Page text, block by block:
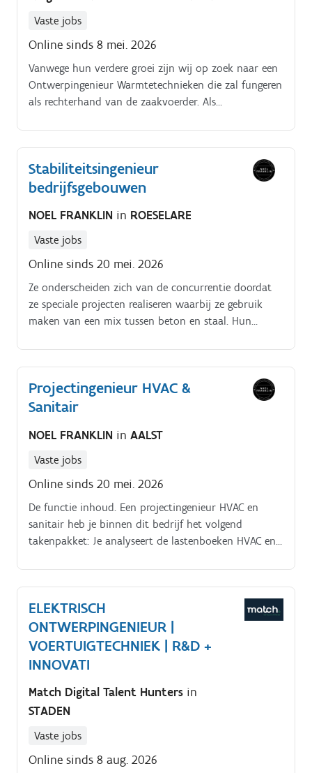
Vaste jobs
Online sinds 8 mei. 2026
Vanwege hun verdere groei zijn wij op zoek naar een
Ontwerpingenieur Warmtetechnieken die zal fungeren
als rechterhand van de zaakvoerder. Als
sleutelrol in het ontwerpen, uitwerken en en
opvolgen van zeer uiteenlopende HVAC systemen op
maat van de klant.
Stabiliteitsingenieur
bedrijfsgebouwen
NOEL FRANKLIN in ROESELARE
Vaste jobs
Online sinds 20 mei. 2026
Ze onderscheiden zich van de concurrentie doordat
ze speciale projecten realiseren waarbij ze gebruik
maken van een mix tussen beton en staal. Hun
landbouwgebouwen.
Projectingenieur HVAC &
Sanitair
NOEL FRANKLIN in AALST
Vaste jobs
Online sinds 20 mei. 2026
De functie inhoud. Een projectingenieur HVAC en
sanitair heb je binnen dit bedrijf het volgend
takenpakket: Je analyseert de lastenboeken HVAC en
scholen, winkelcentra, ziekenhuizen,.
ELEKTRISCH
ONTWERPINGENIEUR |
VOERTUIGTECHNIEK | R&D +
INNOVATI
Match Digital Talent Hunters in
STADEN
Vaste jobs
Online sinds 8 aug. 2026